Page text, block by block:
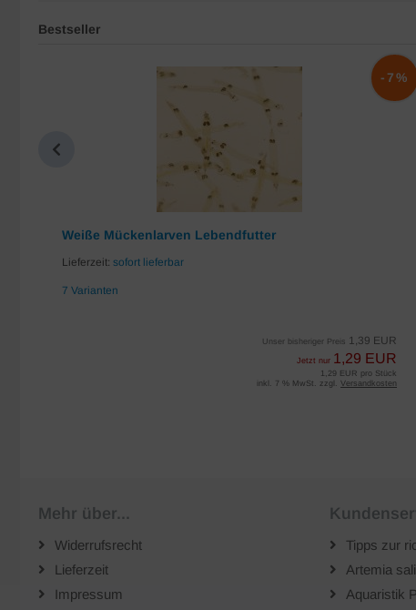
Bestseller
Weiße Mückenlarven Lebendfutter
Lieferzeit: sofort lieferbar
7 Varianten
Unser bisheriger Preis 1,39 EUR
Jetzt nur 1,29 EUR
-7%
1,29 EUR pro Stück
inkl. 7 % MwSt. zzgl. Versandkosten
Mehr über...
Widerrufsrecht
Lieferzeit
Impressum
Tipps zur
Artemia
Aquaristik